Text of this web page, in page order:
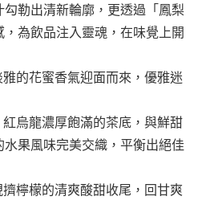
勒出清新輪廓，更透過「鳳梨
為飲品注入靈魂，在味覺上開
的花蜜香氣迎面而來，優雅迷
烏龍濃厚飽滿的茶底，與鮮甜
果風味完美交織，平衡出絕佳
檸檬的清爽酸甜收尾，回甘爽